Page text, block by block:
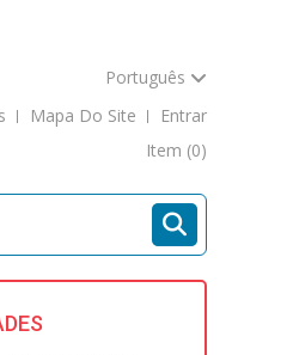
Português
Entrar
Mapa Do Site
Item (0)